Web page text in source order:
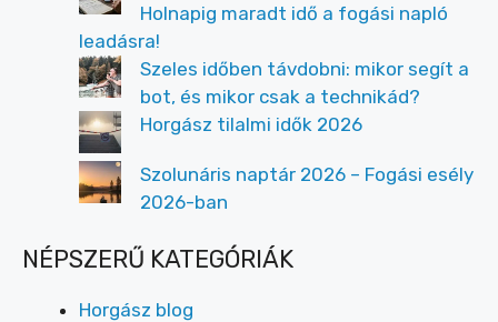
Holnapig maradt idő a fogási napló
leadásra!
Szeles időben távdobni: mikor segít a
bot, és mikor csak a technikád?
Horgász tilalmi idők 2026
Szolunáris naptár 2026 – Fogási esély
2026-ban
NÉPSZERŰ KATEGÓRIÁK
Horgász blog